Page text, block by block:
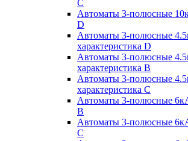
C
Автоматы 3-полюсные
D
Автоматы 3-полюсные
характеристика D
Автоматы 3-полюсные
характеристика В
Автоматы 3-полюсные
характеристика С
Автоматы 3-полюсные
B
Автоматы 3-полюсные
C